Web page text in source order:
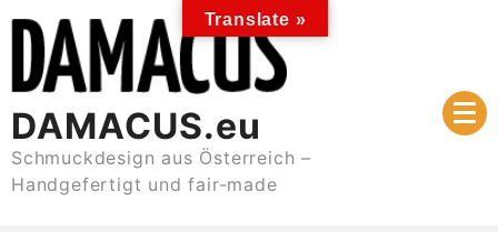
content
DAMACUS.eu
Schmuckdesign aus Österreich –
Handgefertigt und fair-made
Translate »